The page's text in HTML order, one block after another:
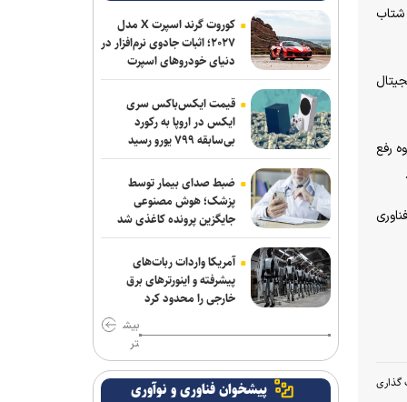
شتاب
رفع
گذاری
کوروت گرند اسپرت X مدل
۲۰۲۷؛ اثبات جادوی نرم‌افزار در
دنیای خودروهای اسپرت
قیمت ایکس‌باکس سری
ایکس در اروپا به رکورد
بی‌سابقه ۷۹۹ یورو رسید
ضبط صدای بیمار توسط
پزشک؛ هوش مصنوعی
جایگزین پرونده کاغذی شد
آمریکا واردات ربات‌های
پیشرفته و اینورترهای برق
خارجی را محدود کرد
بیش
تر
پیشخوان فناوری و نوآوری